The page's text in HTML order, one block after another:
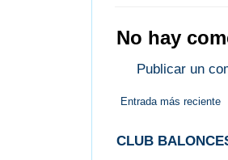
No hay
Publicar un
Entrada más reciente
CLUB